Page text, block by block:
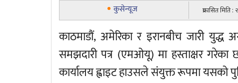
कुसेन्यूज प्रकासित मिति
काठमाडौं, अमेरिका र इरानबीच जारी
समझदारी पत्र (एमओयू) मा हस्ताक्षर गरेका
कार्यालय ह्वाइट हाउसले संयुक्त रूपमा यसको